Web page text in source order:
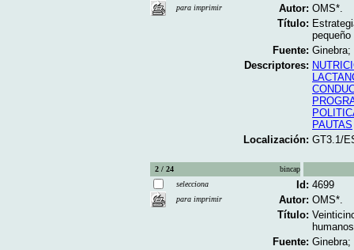
para imprimir
Autor: OMS*.
Título:
pequeño
Fuente:
Descriptores:
PAUTAS
Localización: GT3.1/
2 / 24
bincap
selecciona
para imprimir
Id: 4699
Autor: OMS*.
Título:
Fuente: